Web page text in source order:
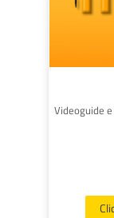
Videoguide